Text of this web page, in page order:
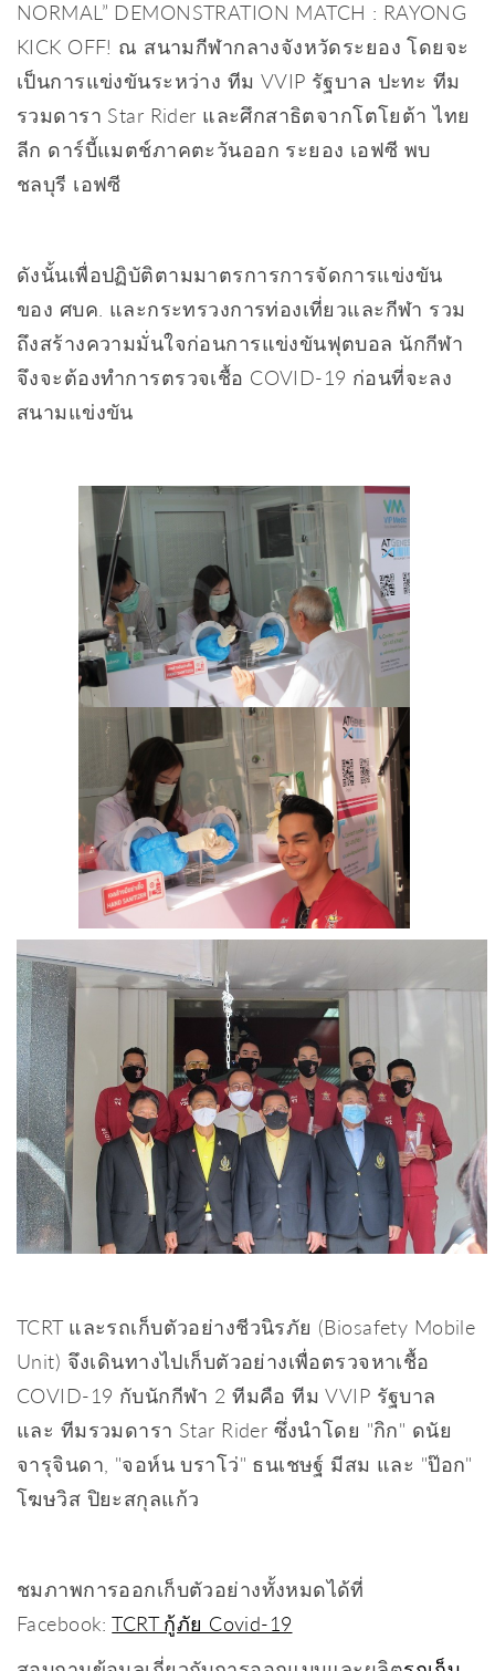
NORMAL” DEMONSTRATION MATCH : RAYONG
KICK OFF! ณ สนามกีฬากลางจังหวัดระยอง โดยจะ
เป็นการแข่งขันระหว่าง ทีม VVIP รัฐบาล ปะทะ ทีม
รวมดารา Star Rider และศึกสาธิตจากโตโยต้า ไทย
ลีก ดาร์บี้แมตช์ภาคตะวันออก ระยอง เอฟซี พบ
ชลบุรี เอฟซี
ดังนั้นเพื่อปฏิบัติตามมาตรการการจัดการแข่งขัน
ของ ศบค. และกระทรวงการท่องเที่ยวและกีฬา รวม
ถึงสร้างความมั่นใจก่อนการแข่งขันฟุตบอล นักกีฬา
จึงจะต้องทำการตรวจเชื้อ COVID-19 ก่อนที่จะลง
สนามแข่งขัน
TCRT และรถเก็บตัวอย่างชีวนิรภัย (Biosafety Mobile
Unit) จึงเดินทางไปเก็บตัวอย่างเพื่อตรวจหาเชื้อ
COVID-19 กับนักกีฬา 2 ทีมคือ ทีม VVIP รัฐบาล
และ ทีมรวมดารา Star Rider ซึ่งนำโดย "กิก" ดนัย
จารุจินดา, "จอห์น บราโว่" ธนเชษฐ์ มีสม และ "ป๊อก"
โฆษวิส ปิยะสกุลแก้ว
ชมภาพการออกเก็บตัวอย่างทั้งหมดได้ที่
Facebook:TCRT กู้ภัย Covid-19